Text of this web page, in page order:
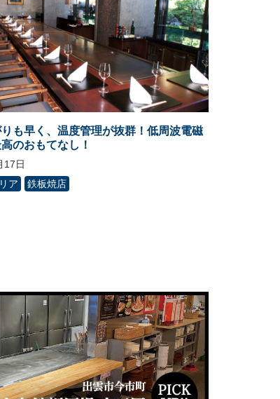
も早く、温度管理が抜群！低周波電磁
のおもてなし！
17日
ア
鉄板焼店